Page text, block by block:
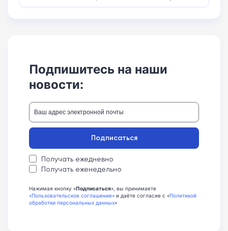
Подпишитесь на наши
новости:
Получать ежедневно
Получать еженедельно
Подписаться
Нажимая кнопку «Подписаться», вы принимаете
«Пользовательское соглашение» и даёте согласие с «Политикой
обработки персональных данных»